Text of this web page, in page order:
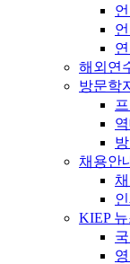
해외연
방문학
채용안
KIEP